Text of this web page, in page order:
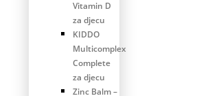
Vitamin D
za djecu
KIDDO
Multicomplex
Complete
za djecu
Zinc Balm –